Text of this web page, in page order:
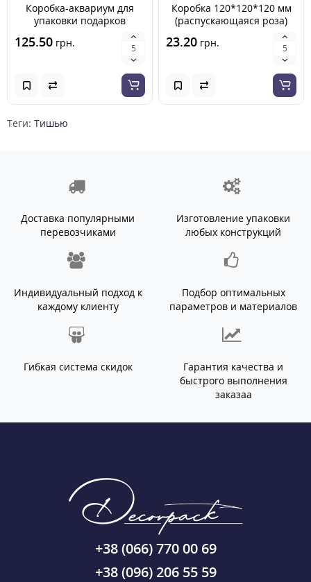
Коробка-аквариум для
упаковки подарков
200*200*200 мм картон
дизайнерский
125.50 грн.
Коробка 120*120*120 мм
(распускающаяся роза)
23.20 грн.
Теги: Тишью
Доставка популярными
перевозчиками
Изготовление упаковки
любых конструкций
Индивидуальный подход к
каждому клиенту
Подбор оптимальных
параметров и материалов
Гибкая система скидок
Гарантия качества и
быстрого выполнения
заказаа
+38 (066) 770 00 69
+38 (096) 206 55 59